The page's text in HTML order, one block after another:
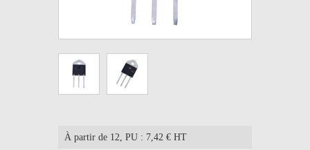
À partir de 12, PU : 7,42 € HT